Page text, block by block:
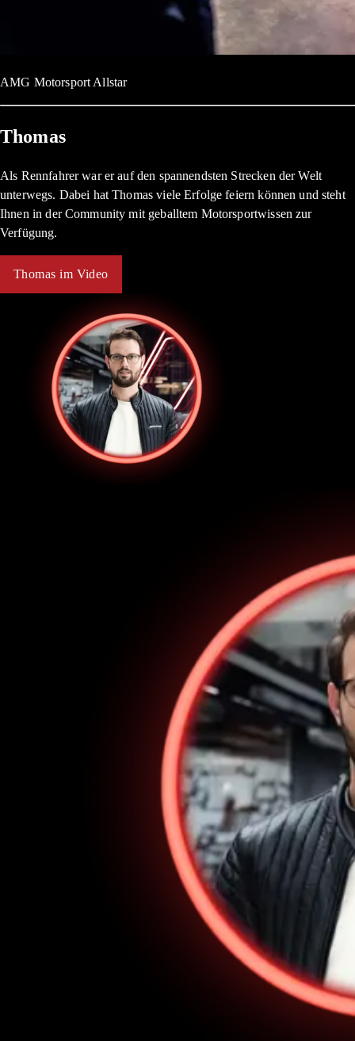
AMG Motorsport Allstar
Thomas
Als Rennfahrer war er auf den spannendsten Strecken der Welt
unterwegs. Dabei hat Thomas viele Erfolge feiern können und steht
Ihnen in der Community mit geballtem Motorsportwissen zur
Verfügung.
Thomas im Video